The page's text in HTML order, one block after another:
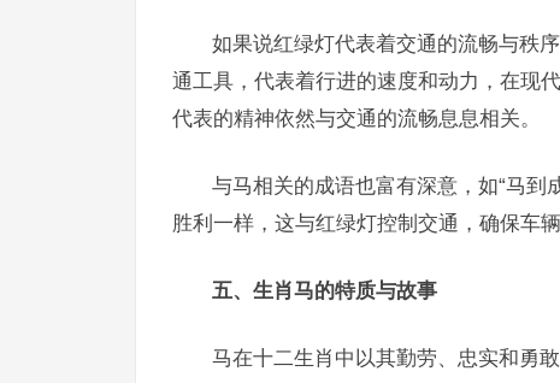
如果说红绿灯代表着交通的流畅与秩
通工具，代表着行进的速度和动力，在现
代表的精神依然与交通的流畅息息相关。
与马相关的成语也富有深意，如“马到
胜利一样，这与红绿灯控制交通，确保车
五、生肖马的特质与故事
马在十二生肖中以其勤劳、忠实和勇